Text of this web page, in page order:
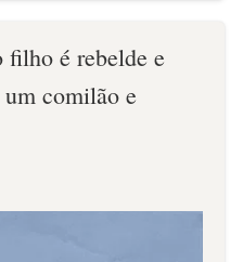
filho é rebelde e
comilão e